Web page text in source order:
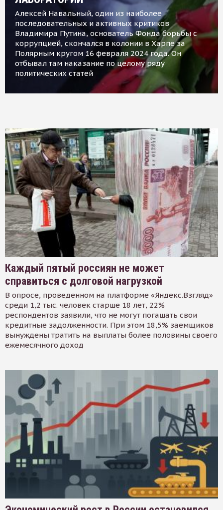
Алексей Навальный, один из наиболее
последовательных и активных критиков
Владимира Путина, основатель Фонда борьбы с
коррупцией, скончался в колонии в Харпе за
Полярным кругом 16 февраля 2024 года. Он
отбывал там наказание по целому ряду
политических статей
Каждый пятый россиян не может
справиться с долговой нагрузкой
В опросе, проведенном на платформе «Яндекс.Взгляд»
среди 1,2 тыс. человек старше 18 лет, 22%
респондентов заявили, что не могут погашать свои
кредитные задолженности. При этом 18,5% заемщиков
вынуждены тратить на выплаты более половины своего
ежемесячного доход